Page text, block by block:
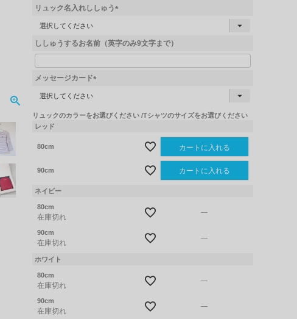
須
リュック名入れししゅう
須
)
ししゅうするお名前（英字のみ9文字まで）
メッセージカード
須
リュックのカラーをお選びください Tシャツのサイズをお選びください
レッド
80cm カートに入れる
90cm カートに入れる
ネイビー
80cm
在庫切れ
—
90cm
在庫切れ
—
ホワイト
80cm
在庫切れ
—
90cm
在庫切れ
—